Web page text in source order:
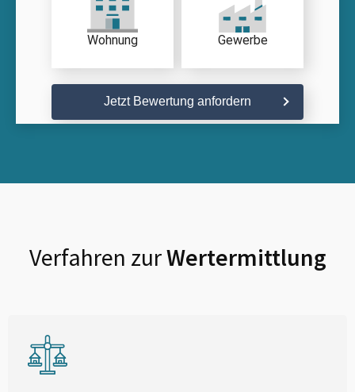
Wohnung Gewerbe
Jetzt Bewertung anfordern
Verfahren zurWertermittlung